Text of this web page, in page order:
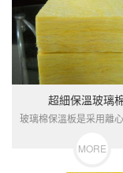
超細保溫玻璃
MORE